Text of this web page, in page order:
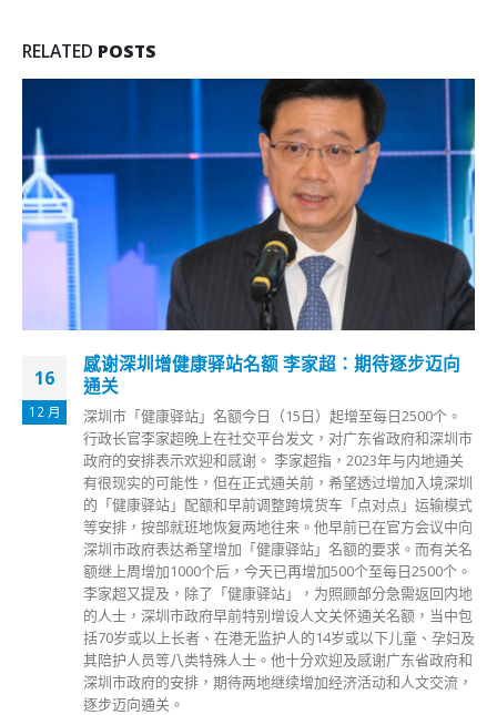
RELATED POSTS
16
12 月
感谢深圳增健康驿站名额 李家超：期待逐步迈向
通关
深圳巿「健康驿站」名额今日（15日）起增至每日2500个。
行政长官李家超晚上在社交平台发文，对广东省政府和深圳市
政府的安排表示欢迎和感谢。 李家超指，2023年与内地通关
有很现实的可能性，但在正式通关前，希望透过增加入境深圳
的「健康驿站」配额和早前调整跨境货车「点对点」运输模式
等安排，按部就班地恢复两地往来。他早前已在官方会议中向
深圳市政府表达希望增加「健康驿站」名额的要求。而有关名
额继上周增加1000个后，今天已再增加500个至每日2500个。
李家超又提及，除了「健康驿站」，为照顾部分急需返回内地
的人士，深圳市政府早前特别增设人文关怀通关名额，当中包
括70岁或以上长者、在港无监护人的14岁或以下儿童、孕妇及
其陪护人员等八类特殊人士。他十分欢迎及感谢广东省政府和
深圳市政府的安排，期待两地继续增加经济活动和人文交流，
逐步迈向通关。